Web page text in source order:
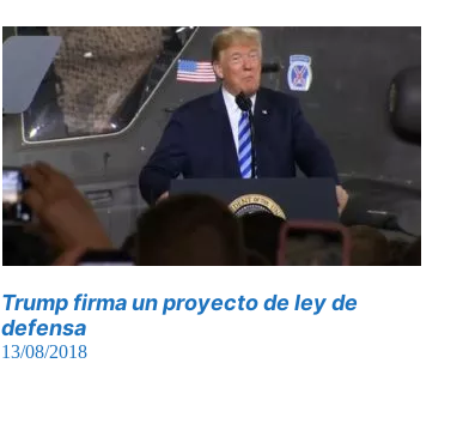
Trump firma un proyecto de ley de
defensa
13/08/2018